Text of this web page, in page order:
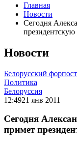
Главная
Новости
Сегодня
президентскую
Новости
Белорусский форпост
Политика
Белоруссия
12:4921 янв 2011
Сегодня
примет